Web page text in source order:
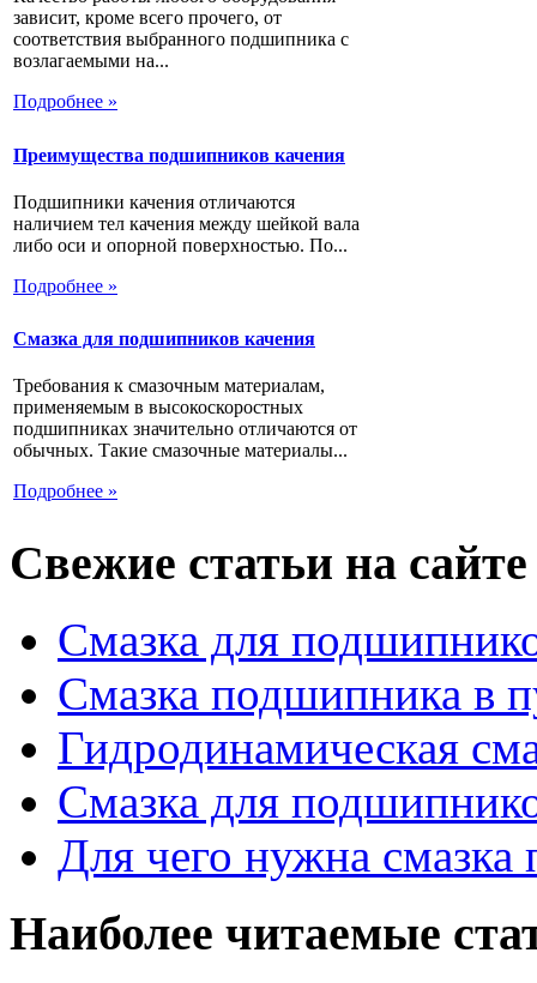
зависит, кроме всего прочего, от
соответствия выбранного подшипника с
возлагаемыми на...
Подробнее »
Преимущества подшипников качения
Подшипники качения отличаются
наличием тел качения между шейкой вала
либо оси и опорной поверхностью. По...
Подробнее »
Смазка для подшипников качения
Требования к смазочным материалам,
применяемым в высокоскоростных
подшипниках значительно отличаются от
обычных. Такие смазочные материалы...
Подробнее »
Свежие статьи на сайте
Смазка для
Смазка подшипника в
Гидродинамическая
Смазка для
Для чего нужна
Наиболее читаемые